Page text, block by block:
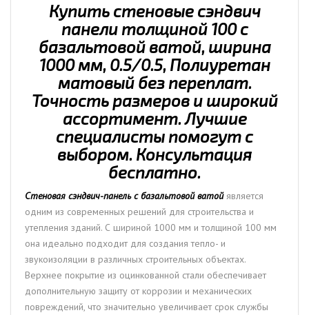
Полиуретан
матовый
Купить стеновые сэндвич
панели толщиной 100 с
базальтовой ватой, ширина
1000 мм, 0.5/0.5, Полиуретан
матовый без переплат.
Точность размеров и широкий
ассортимент. Лучшие
специалисты помогут с
выбором. Консультация
бесплатно.
Стеновая сэндвич-панель с базальтовой ватойявляется
одним из современных решений для строительства и
утепления зданий. С шириной 1000 мм и толщиной 100 мм
она идеально подходит для создания тепло- и
звукоизоляции в различных строительных объектах.
Верхнее покрытие из оцинкованной стали обеспечивает
дополнительную защиту от коррозии и механических
повреждений, что значительно увеличивает срок службы